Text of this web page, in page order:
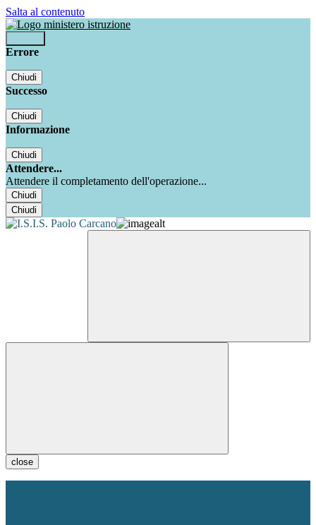
Salta al contenuto
Errore
Chiudi
Successo
Chiudi
Informazione
Chiudi
Attendere...
Attendere il completamento dell'operazione...
Chiudi
Chiudi
close